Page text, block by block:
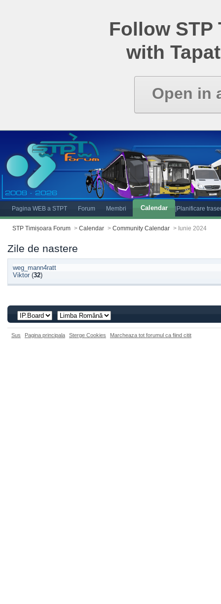
Follow STP
with
Open in
Pagina WEB a STPT Forum Membri Calendar |Planificare
STP Timișoara Forum > Calendar > Community Calendar > Iunie 2024
Zile de nastere
weg_mann4ratt
Viktor (32)
Sus Pagina principala Sterge Cookies Marcheaza tot forumul ca fiind citit